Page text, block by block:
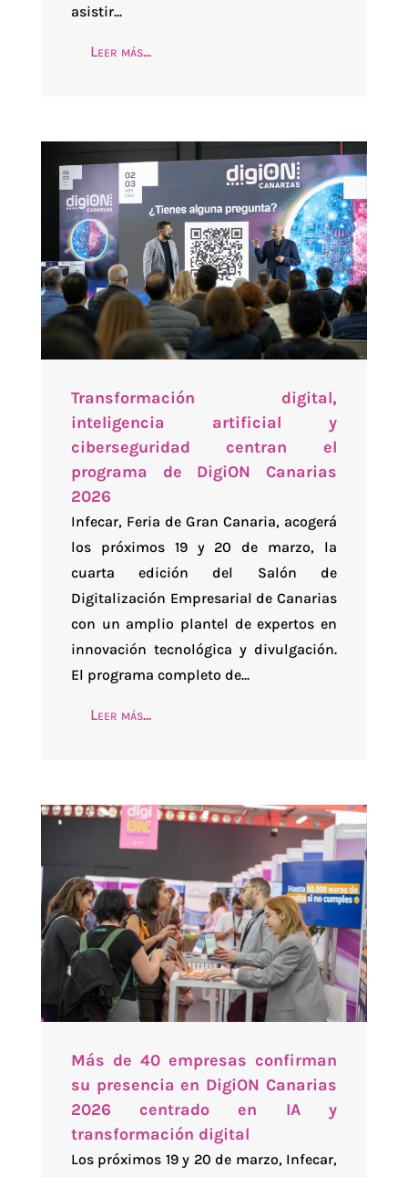
asistir...
Leer más...
Transformación digital,
inteligencia artificial y
ciberseguridad centran el
programa de DigiON Canarias
2026
Infecar, Feria de Gran Canaria, acogerá
los próximos 19 y 20 de marzo, la
cuarta edición del Salón de
Digitalización Empresarial de Canarias
con un amplio plantel de expertos en
innovación tecnológica y divulgación.
El programa completo de...
Leer más...
Más de 40 empresas confirman
su presencia en DigiON Canarias
2026 centrado en IA y
transformación digital
Los próximos 19 y 20 de marzo, Infecar,